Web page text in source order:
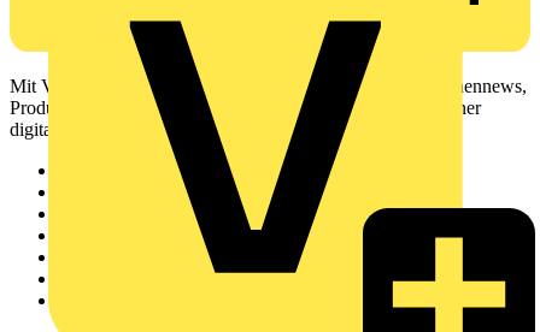
Mit Voltimum erhalten Elektrofachkräfte Zugang zu Branchennews,
Produktinformationen, Schulungen und Tools – alles auf einer
digitalen Plattform und Community.